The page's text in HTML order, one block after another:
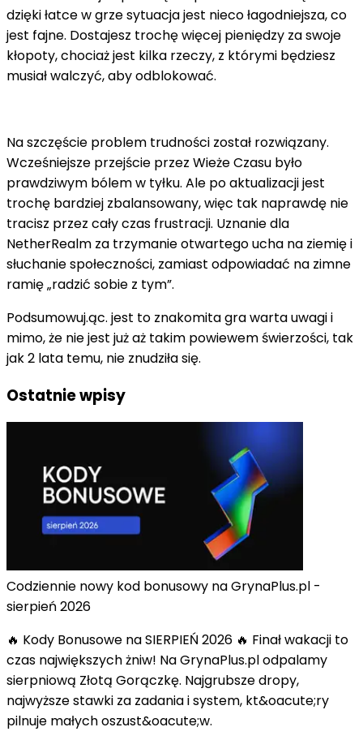
dzięki łatce w grze sytuacja jest nieco łagodniejsza, co
jest fajne. Dostajesz trochę więcej pieniędzy za swoje
kłopoty, chociaż jest kilka rzeczy, z którymi będziesz
musiał walczyć, aby odblokować.
Na szczęście problem trudności został rozwiązany.
Wcześniejsze przejście przez Wieże Czasu było
prawdziwym bólem w tyłku. Ale po aktualizacji jest
trochę bardziej zbalansowany, więc tak naprawdę nie
tracisz przez cały czas frustracji. Uznanie dla
NetherRealm za trzymanie otwartego ucha na ziemię i
słuchanie społeczności, zamiast odpowiadać na zimne
ramię „radzić sobie z tym”.
Podsumowuj.ąc. jest to znakomita gra warta uwagi i
mimo, że nie jest już aż takim powiewem świerzości, tak
jak 2 lata temu, nie znudziła się.
Ostatnie wpisy
Codziennie nowy kod bonusowy na GrynaPlus.pl -
sierpień 2026
🔥 Kody Bonusowe na SIERPIEŃ 2026 🔥 Finał wakacji to
czas największych żniw! Na GrynaPlus.pl odpalamy
sierpniową Złotą Gorączkę. Najgrubsze dropy,
najwyższe stawki za zadania i system, kt&oacute;ry
pilnuje małych oszust&oacute;w.